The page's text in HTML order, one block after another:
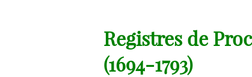
Registres de
(1694-1793)